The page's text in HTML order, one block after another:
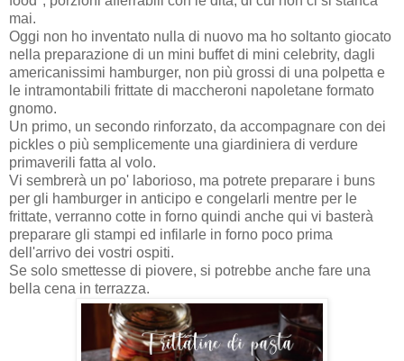
mai.
Oggi non ho inventato nulla di nuovo ma ho soltanto giocato
nella preparazione di un mini buffet di mini celebrity, dagli
americanissimi hamburger, non più grossi di una polpetta e
le intramontabili frittate di maccheroni napoletane formato
gnomo.
Un primo, un secondo rinforzato, da accompagnare con dei
pickles o più semplicemente una giardiniera di verdure
primaverili fatta al volo.
Vi sembrerà un po' laborioso, ma potrete preparare i buns
per gli hamburger in anticipo e congelarli mentre per le
frittate, verranno cotte in forno quindi anche qui vi basterà
preparare gli stampi ed infilarle in forno poco prima
dell'arrivo dei vostri ospiti.
Se solo smettesse di piovere, si potrebbe anche fare una
bella cena in terrazza.